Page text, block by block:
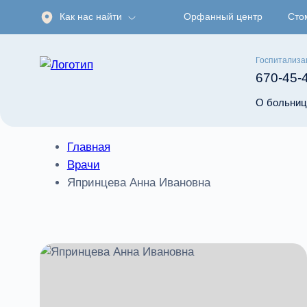
Как нас найти Орфанный центр
670-45-
О
Главная
Врачи
Япринцева Анна Ивановна